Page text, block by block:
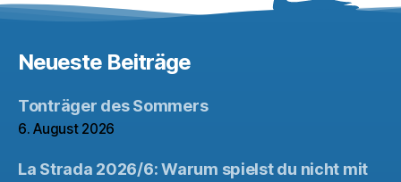
Neueste Beiträge
Tonträger des Sommers
6. August 2026
La Strada 2026/6: Warum spielst du nicht mit